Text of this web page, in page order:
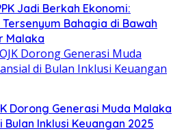
Jadi Berkah Ekonomi:
Bahagia di Bawah
Malaka
Dorong Generasi Muda Malaka
Bulan Inklusi Keuangan 2025